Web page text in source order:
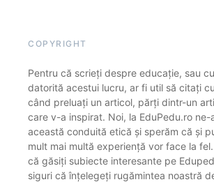
COPYRIGHT
Pentru că scrieți despre educație, sau
datorită acestui lucru, ar fi util să citați
când preluați un articol, părți dintr-un
care v-a inspirat. Noi, la EduPedu.ro ne-
această conduită etică și sperăm că și
mult mai multă experiență vor face la
că găsiți subiecte interesante pe
siguri că înțelegeți rugămintea noastră